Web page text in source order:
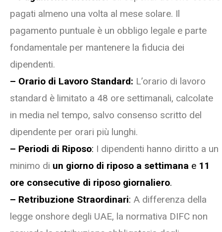
pagati almeno una volta al mese solare. Il
pagamento puntuale è un obbligo legale e parte
fondamentale per mantenere la fiducia dei
dipendenti.
– Orario di Lavoro Standard: L’orario di lavoro
standard è limitato a 48 ore settimanali, calcolate
in media nel tempo, salvo consenso scritto del
dipendente per orari più lunghi.
– Periodi di Riposo: I dipendenti hanno diritto a un
minimo di un giorno di riposo a settimana e 11
ore consecutive di riposo giornaliero.
– Retribuzione Straordinari: A differenza della
legge onshore degli UAE, la normativa DIFC non